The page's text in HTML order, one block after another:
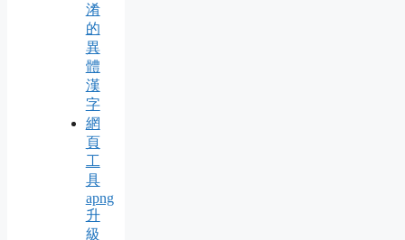
淆
的
異
體
漢
字
網
頁
工
具
apng
升
級